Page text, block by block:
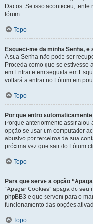
Dados. Se isso aconteceu,
fórum.
Topo
Esqueci-me da minha Senha, e
A sua Senha não pode ser
Proceda como que se estivesse
em Entrar e em seguida em
voltará a entrar no Fórum em
Topo
Por que entro
Porque anteriormente assinalou
opção se usar um computador
abusivo por terceiros da sua
próxima vez que sair do Fórum
Topo
Para que serve a opção
“Apagar Cookies” apaga do
phpBB3 e que servem para o
funcionamento das opções
Topo